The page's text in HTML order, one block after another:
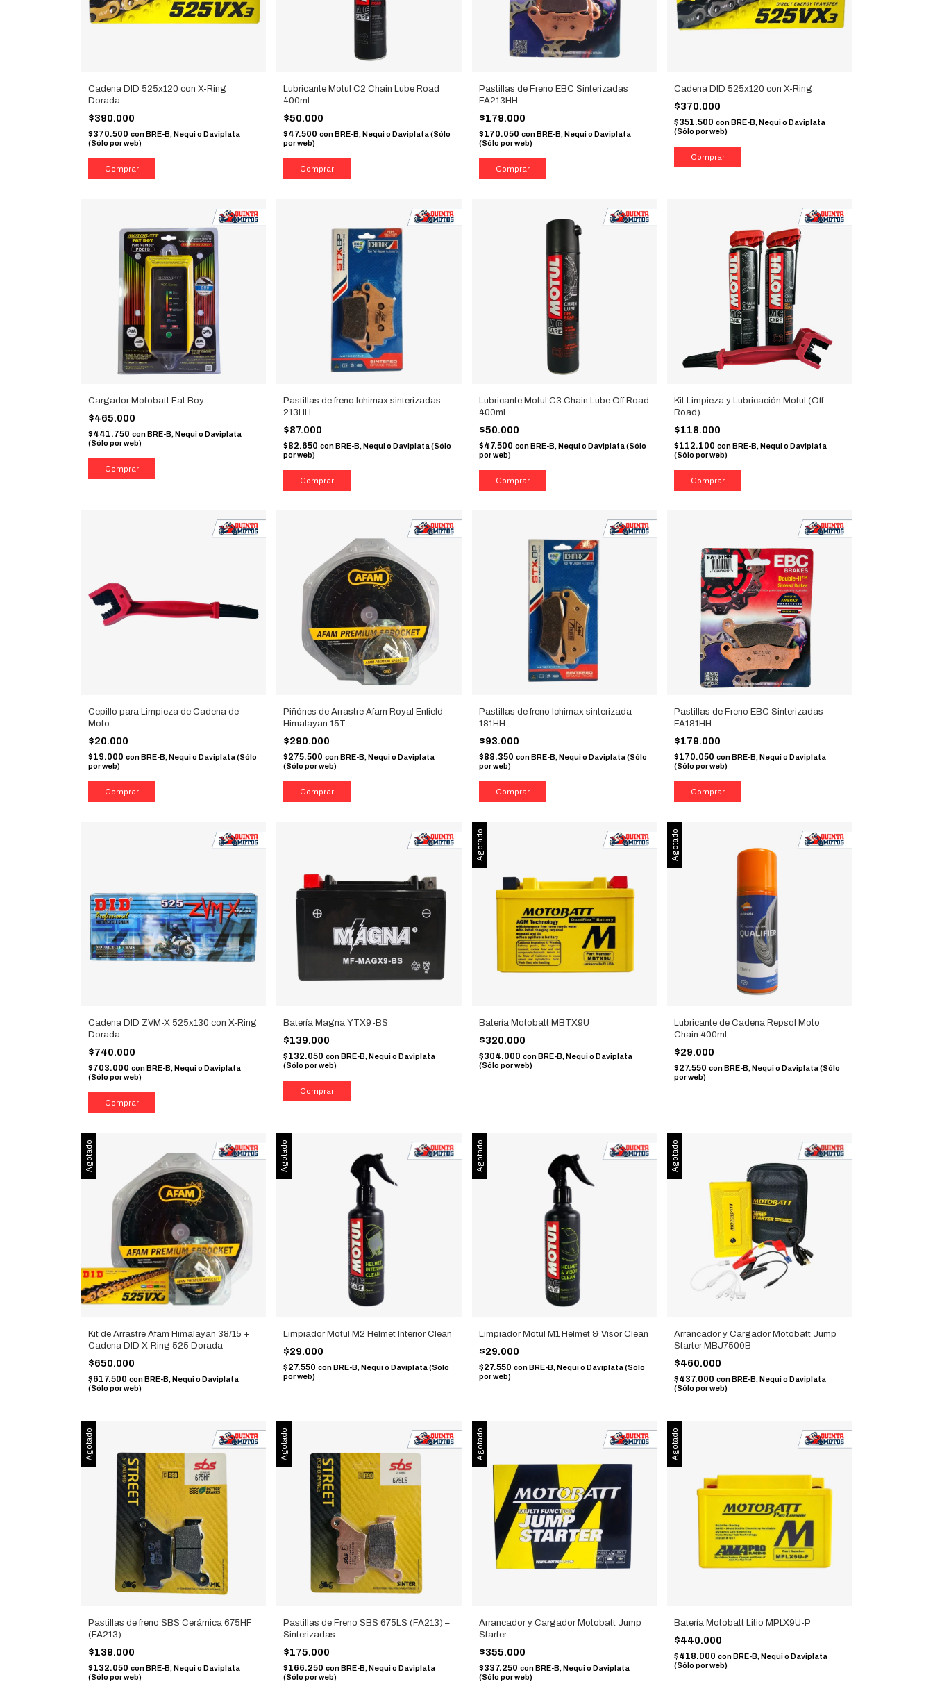
Cadena DID 525x120 con X-Ring
Dorada
$390.000
$370.500 con BRE-B, Nequi o Daviplata
(Sólo por web)
Lubricante Motul C2 Chain Lube Road
400ml
$50.000
$47.500con BRE-B, Nequi o Daviplata (Sólo
por web)
Pastillas de Freno EBC Sinterizadas
FA213HH
$179.000
$170.050 con BRE-B, Nequi o Daviplata
(Sólo por web)
Cadena DID 525x120 con X-Ring
$370.000
$351.500 con BRE-B, Nequi o Daviplata
(Sólo por web)
Cargador Motobatt Fat Boy
$465.000
$441.750 conBRE-B, Nequi o Daviplata
(Sólo por web)
Pastillas de freno Ichimax sinterizadas
213HH
$87.000
$82.650conBRE-B, Nequi o Daviplata (Sólo
por web)
Lubricante Motul C3 Chain Lube Off Road
400ml
$50.000
$47.500 con BRE-B, Nequi o Daviplata (Sólo
por web)
Kit Limpieza y Lubricación Motul (Off
Road)
$118.000
$112.100 conBRE-B, Nequi o Daviplata
(Sólo por web)
Cepillo para Limpieza de Cadena de
Moto
$20.000
$19.000 conBRE-B, Nequi o Daviplata (Sólo
por web)
Piñónes de Arrastre Afam Royal Enfield
Himalayan 15T
$290.000
$275.500conBRE-B, Nequi o Daviplata
(Sólo por web)
Pastillas de freno Ichimax sinterizada
181HH
$93.000
$88.350 con BRE-B, Nequi o Daviplata (Sólo
por web)
Pastillas de Freno EBC Sinterizadas
FA181HH
$179.000
$170.050 conBRE-B, Nequi o Daviplata
(Sólo por web)
Cadena DID ZVM-X 525x130 con X-Ring
Dorada
$740.000
$703.000 con BRE-B, Nequi o Daviplata
(Sólo por web)
Batería Magna YTX9-BS
$139.000
$132.050con BRE-B, Nequi o Daviplata
(Sólo por web)
Agotado
Batería Motobatt MBTX9U
$320.000
$304.000 con BRE-B, Nequi o Daviplata
(Sólo por web)
Agotado
Lubricante de Cadena Repsol Moto
Chain 400ml
$29.000
$27.550 con BRE-B, Nequi o Daviplata (Sólo
por web)
Agotado
Kit de Arrastre Afam Himalayan 38/15 +
Cadena DID X-Ring 525 Dorada
$650.000
$617.500 con BRE-B, Nequi o Daviplata
(Sólo por web)
Agotado
Limpiador Motul M2 Helmet Interior Clean
$29.000
$27.550con BRE-B, Nequi o Daviplata (Sólo
por web)
Agotado
Limpiador Motul M1 Helmet & Visor Clean
$29.000
$27.550 con BRE-B, Nequi o Daviplata (Sólo
por web)
Agotado
Arrancador y Cargador Motobatt Jump
Starter MBJ7500B
$460.000
$437.000 con BRE-B, Nequi o Daviplata
(Sólo por web)
Agotado
Pastillas de freno SBS Cerámica 675HF
(FA213)
$139.000
$132.050 conBRE-B, Nequi o Daviplata
(Sólo por web)
Agotado
Pastillas de Freno SBS 675LS (FA213) –
Sinterizadas
$175.000
$166.250conBRE-B, Nequi o Daviplata
(Sólo por web)
Agotado
Arrancador y Cargador Motobatt Jump
Starter
$355.000
$337.250 con BRE-B, Nequi o Daviplata
(Sólo por web)
Agotado
Batería Motobatt Litio MPLX9U-P
$440.000
$418.000 conBRE-B, Nequi o Daviplata
(Sólo por web)